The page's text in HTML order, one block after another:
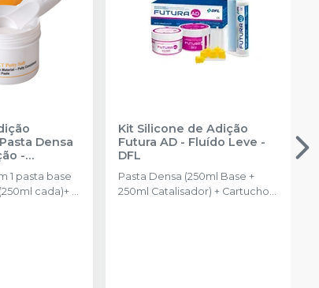
Densa
-
1 pasta base
cada)+ 2
Kit Silicone de Adição
Futura AD - Fluído Leve -
DFL
Pasta Densa (250ml Base +
250ml Catalisador) + Cartucho